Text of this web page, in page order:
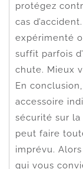
protégez
cas
expérimenté
suffit parfois
chute. Mieux
En
accessoire
sécurité sur
peut faire
imprévu.
qui vous